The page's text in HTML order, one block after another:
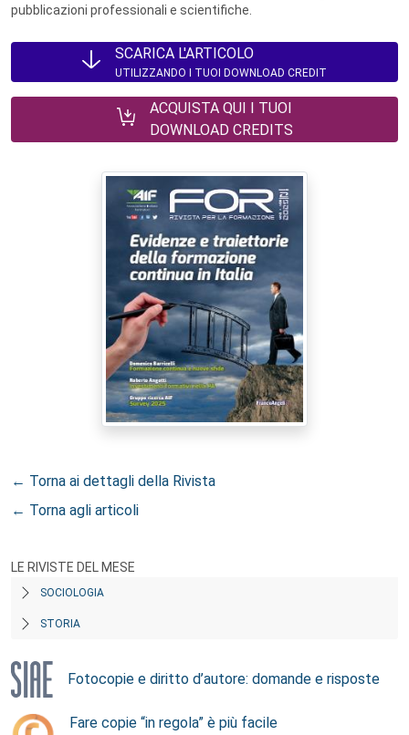
pubblicazioni professionali e scientifiche.
SCARICA L'ARTICOLO
UTILIZZANDO I TUOI DOWNLOAD CREDIT
ACQUISTA QUI I TUOI
DOWNLOAD CREDITS
← Torna ai dettagli della Rivista
← Torna agli articoli
LE RIVISTE DEL MESE
SOCIOLOGIA
STORIA
Fotocopie e diritto d’autore: domande e risposte
Fare copie “in regola” è più facile